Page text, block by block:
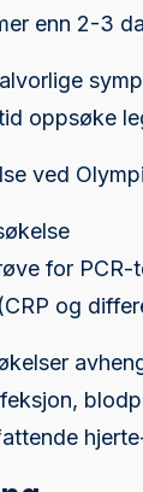
enn 2-3
oppsøke
ved
for
og